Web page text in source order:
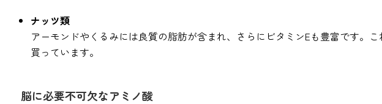
ナッツ類
アーモンドやくるみには良質の脂肪が含まれ、さらにビタミンEも豊富です。
買っています。
脳に必要不可欠なアミノ酸